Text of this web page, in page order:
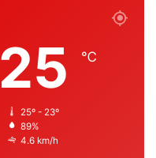
25 ℃
25º - 23º
89%
4.6 km/h